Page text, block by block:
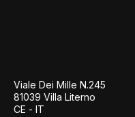
Viale Dei Mille N.245
81039 Villa Literno
CE - IT